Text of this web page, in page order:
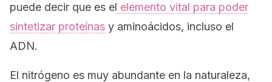
puede decir que es el elemento vital para poder
sintetizar proteínas y aminoácidos, incluso el
ADN.
El nitrógeno es muy abundante en la naturaleza,